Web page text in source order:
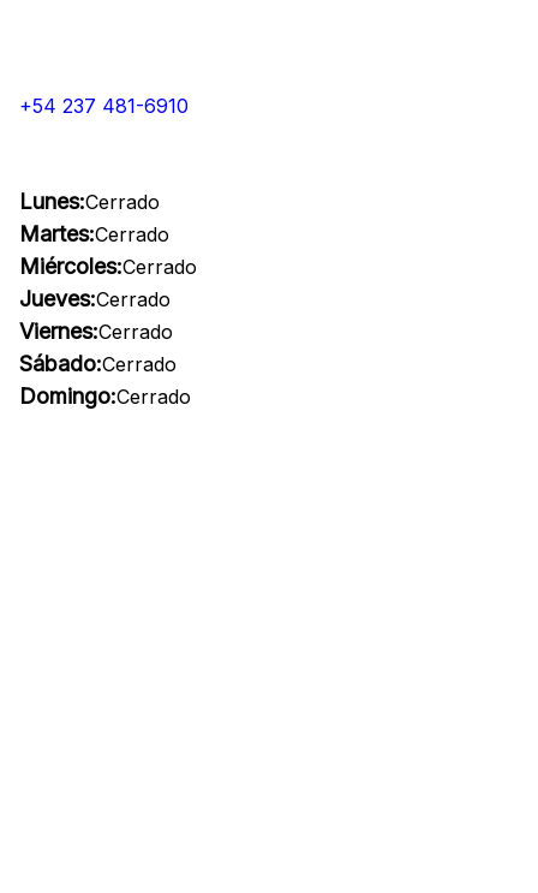
+54 237 481-6910
Lunes:Cerrado
Martes:Cerrado
Miércoles:Cerrado
Jueves:Cerrado
Viernes:Cerrado
Sábado:Cerrado
Domingo:Cerrado